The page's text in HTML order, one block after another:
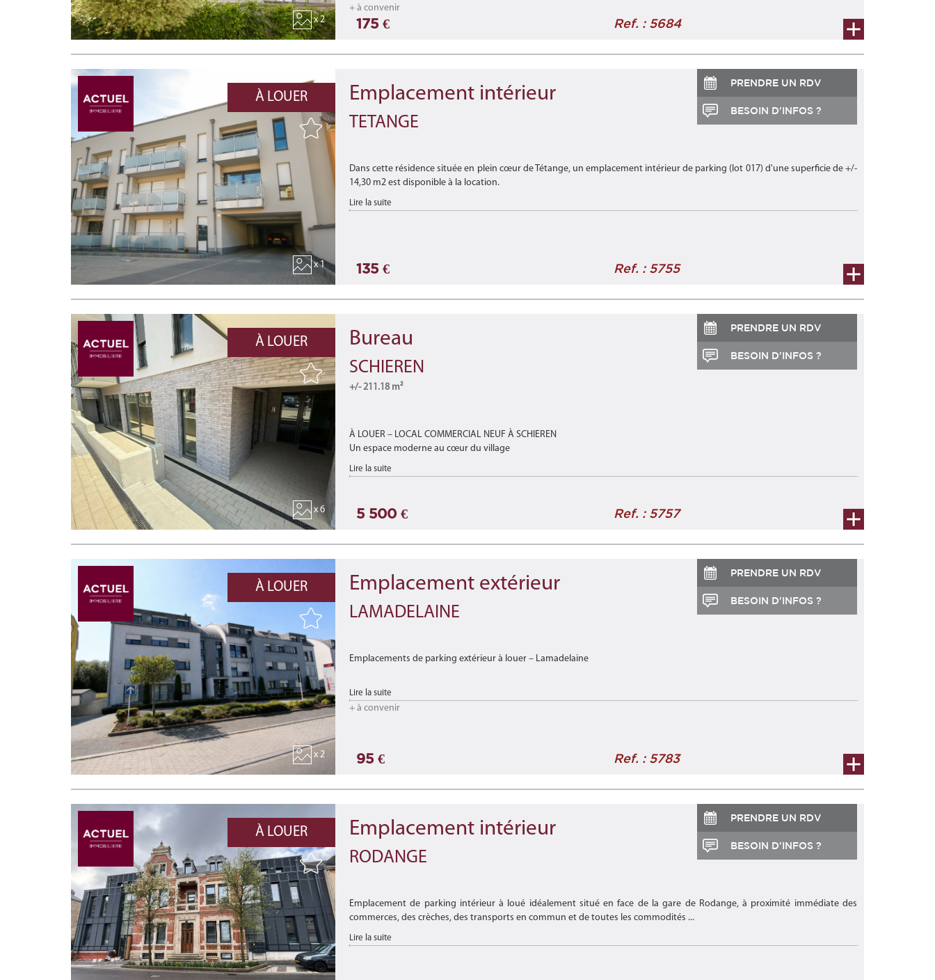
x 2
+ à convenir
175 € Ref. : 5684
À LOUER
x 1
Emplacement intérieur
TETANGE
PRENDRE UN RDV
BESOIN D'INFOS ?
Dans cette résidence située en plein cœur de Tétange, un emplacement intérieur de parking (lot 017) d'une superficie de +/-
14,30 m2 est disponible à la location.
Disponibilité : à ...
Lire la suite
135 € Ref. : 5755
À LOUER
x 6
Bureau
SCHIEREN
PRENDRE UN RDV
BESOIN D'INFOS ?
+/- 211.18 m²
À LOUER – LOCAL COMMERCIAL NEUF À SCHIEREN
Un espace moderne au cœur du village
Implanté au rez-de-chaussée de la nouvelle résidence « Duerf Mëtt », ce local commercial ne ...
Lire la suite
5 500 € Ref. : 5757
À LOUER
x 2
Emplacement extérieur
LAMADELAINE
PRENDRE UN RDV
BESOIN D'INFOS ?
Emplacements de parking extérieur à louer – Lamadelaine
Dans une résidence idéalement située à Lamadelaine, à proximité immédiate des transports en commun
Lire la suite
+ à convenir
95 € Ref. : 5783
À LOUER Emplacement intérieur
RODANGE
PRENDRE UN RDV
BESOIN D'INFOS ?
Emplacement de parking intérieur à loué idéalement situé en face de la gare de Rodange, à proximité immédiate des
commerces, des crèches, des transports en commun et de toutes les commodités ...
Lire la suite